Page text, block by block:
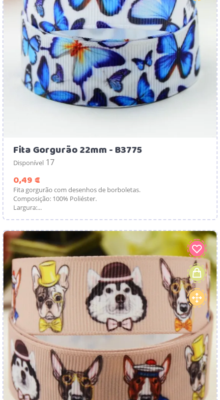
Fita Gorgurão 22mm - B3775
Disponível 17
0,49 €
Fita gorgurão com desenhos de borboletas.
Composição: 100% Poliéster.
Largura:...